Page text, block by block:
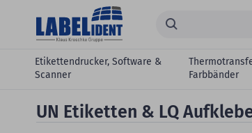
Zum Hauptinhalt springen
Suchen...
Etikettendrucker, Software &
Scanner
Farbbänder
UN Etiketten & LQ